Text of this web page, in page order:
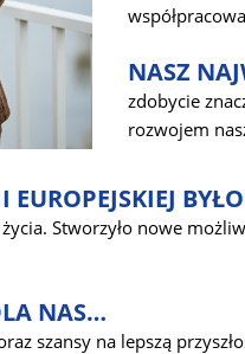
NASZ
zdobycie
rozwojem
EUROPEJSKIEJ
Stworzyło nowe
NAS…
szansy na lepszą